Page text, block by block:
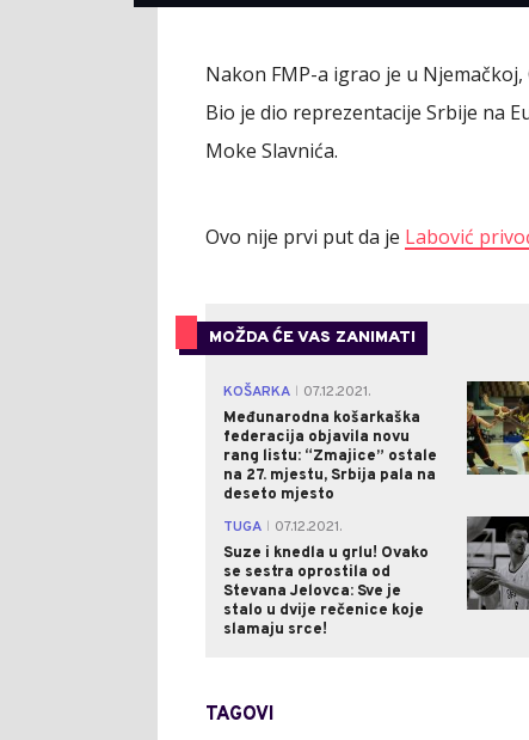
Nakon FMP-a igrao je u
Bio je dio reprezentacije Srbije na
Moke Slavnića.
Ovo nije prvi put da je Labović
MOŽDA ĆE VAS ZANIMATI
KOŠARKA
07.12.2021.
Međunarodna košarkaška
federacija objavila novu
rang listu: “Zmajice” ostale
na 27. mjestu, Srbija pala na
deseto mjesto
TUGA
07.12.2021.
Suze i knedla u grlu! Ovako
se sestra oprostila od
Stevana Jelovca: Sve je
stalo u dvije rečenice koje
slamaju srce!
TAGOVI